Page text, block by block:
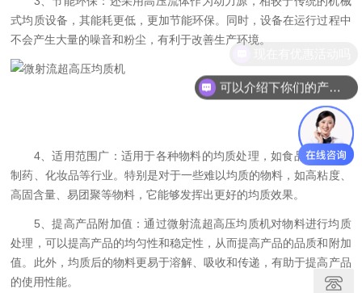
式均质设备，其能耗更低，更加节能环保。同时，设备在运行过程中
不会产生大量的噪音和粉尘，有利于改善生产环境。
4、适用范围广：适用于各种物料的均质处理，如食品、化工、
制药、化妆品等行业。特别是对于一些难以均质的物料，如高粘度、
高固含量、易团聚等物料，它能够发挥出更好的均质效果。
5、提高产品附加值：通过微射流超高压均质机对物料进行均质
处理，可以提高产品的均匀性和稳定性，从而提高产品的品质和附加
值。此外，均质后的物料更易于溶解、吸收和传递，有助于提高产品
的使用性能。
可以介绍下你们的产品么